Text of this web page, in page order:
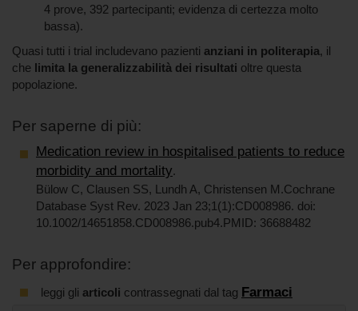
4 prove, 392 partecipanti; evidenza di certezza molto
bassa).
Quasi tutti i trial includevano pazienti anziani in politerapia, il
che limita la generalizzabilità dei risultati oltre questa
popolazione.
Per saperne di più:
Medication review in hospitalised patients to reduce
morbidity and mortality.
Bülow C, Clausen SS, Lundh A, Christensen M.Cochrane
Database Syst Rev. 2023 Jan 23;1(1):CD008986. doi:
10.1002/14651858.CD008986.pub4.PMID: 36688482
Per approfondire:
leggi gli articoli contrassegnati dal tag Farmaci